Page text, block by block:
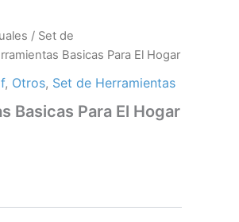
/ Set de
Basicas Para El Hogar
, Otros, Set de Herramientas
Basicas Para El Hogar